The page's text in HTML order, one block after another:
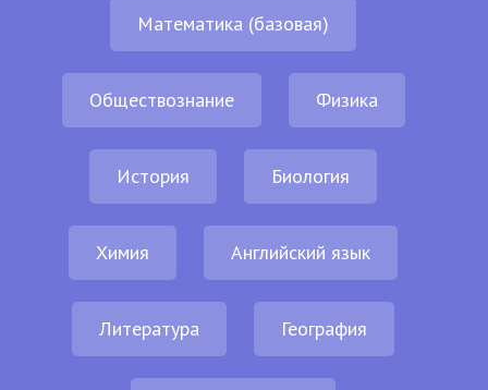
Математика (базовая)
Обществознание Физика
История Биология
Химия Английский язык
Литература География